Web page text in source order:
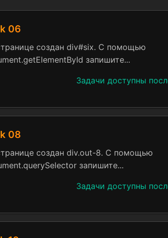
06
создан div#six. С помощью
запишите...
Задачи доступны
08
создан div.out-8. С помощью
запишите...
Задачи доступны